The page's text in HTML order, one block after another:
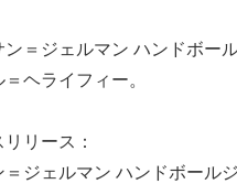
＝ジェルマン ハンドボー
ヘライフィー。
リース：
＝ジェルマン ハンドボール